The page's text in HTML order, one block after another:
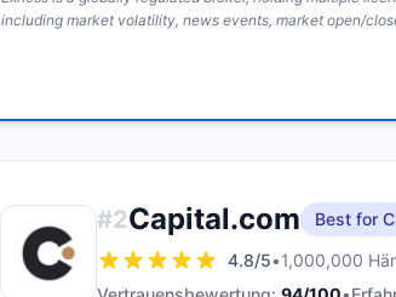
including market volatility, news events, market open/
#2Capital.com
Best for
4.8/5•1,000,000